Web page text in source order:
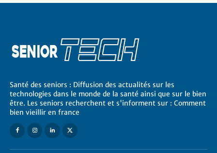
Santé des seniors : Diffusion des actualités sur les
technologies dans le monde de la santé ainsi que sur le bien
être. Les seniors recherchent et s'informent sur : Comment
bien vieillir en france